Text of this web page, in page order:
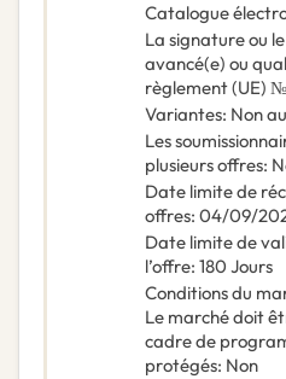
Catalogue
La signature ou
avancé(e) ou
règlement (UE)
Variantes: Non
Les
plusieurs offres:
Date limite de
offres: 04/09/
Date limite de
l’offre: 180 Jours
Conditions du
Le marché doit
cadre de
protégés: Non